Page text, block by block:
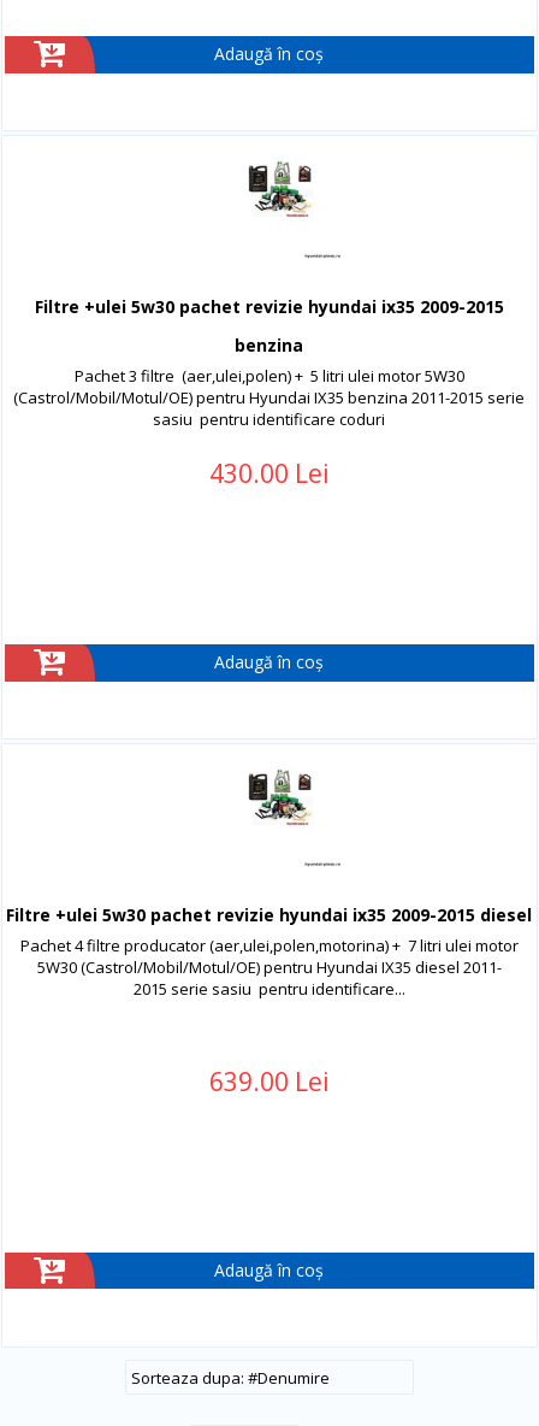
Adaugă în coș
Filtre +ulei 5w30 pachet revizie hyundai ix35 2009-2015
benzina
Pachet 3 filtre (aer,ulei,polen) + 5 litri ulei motor 5W30
(Castrol/Mobil/Motul/OE) pentru Hyundai IX35 benzina 2011-2015 serie
sasiu pentru identificare coduri
430.00 Lei
Adaugă în coș
Filtre +ulei 5w30 pachet revizie hyundai ix35 2009-2015 diesel
Pachet 4 filtre producator (aer,ulei,polen,motorina) + 7 litri ulei motor
5W30 (Castrol/Mobil/Motul/OE) pentru Hyundai IX35 diesel 2011-
2015 serie sasiu pentru identificare...
639.00 Lei
Adaugă în coș
#Denumire